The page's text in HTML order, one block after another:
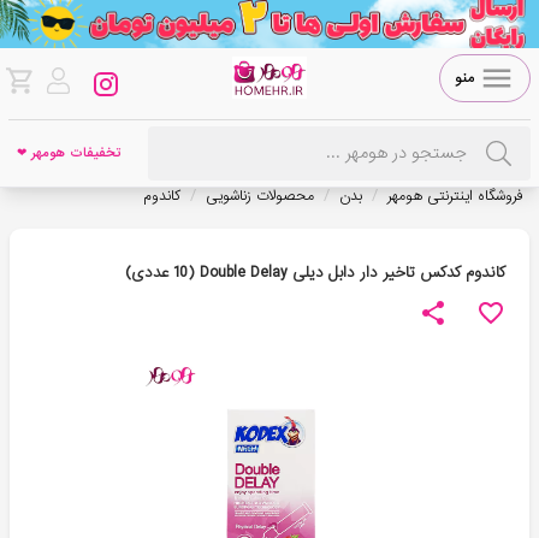
منو
تخفیفات هومهر ❤
فروشگاه اینترنتی هومهر / بدن / محصولات زناشویی / کاندوم
کاندوم کدکس تاخیر دار دابل دیلی Double Delay (10 عددی)